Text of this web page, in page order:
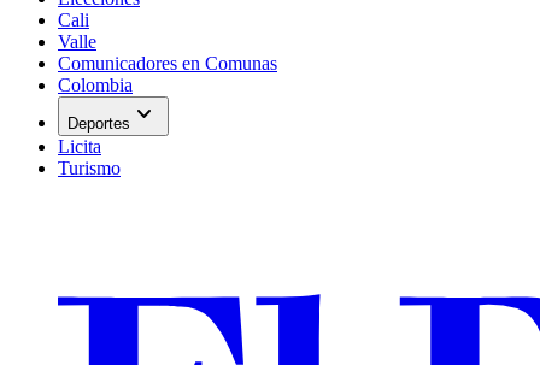
Cali
Valle
Comunicadores en Comunas
Colombia
Deportes expand_more
Licita
Turismo